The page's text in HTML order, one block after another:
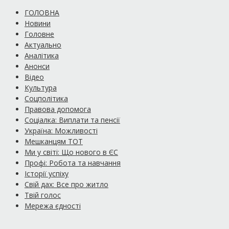
ГОЛОВНА
Новини
Головне
Актуально
Аналітика
Анонси
Відео
Культура
Соцполітика
Правова допомога
Соціалка: Виплати та пенсії
Україна: Можливості
Мешканцям ТОТ
Ми у світі: Що нового в ЄС
Профі: Робота та навчання
Історії успіху
Свій дах: Все про житло
Твій голос
Мережа єдності